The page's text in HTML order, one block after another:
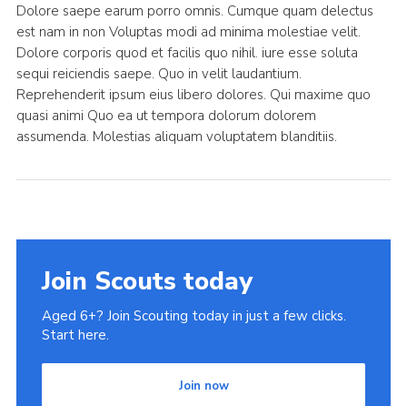
Dolore saepe earum porro omnis. Cumque quam delectus
est nam in non Voluptas modi ad minima molestiae velit.
Dolore corporis quod et facilis quo nihil. iure esse soluta
sequi reiciendis saepe. Quo in velit laudantium.
Reprehenderit ipsum eius libero dolores. Qui maxime quo
quasi animi Quo ea ut tempora dolorum dolorem
assumenda. Molestias aliquam voluptatem blanditiis.
Join Scouts today
Aged 6+? Join Scouting today in just a few clicks.
Start here.
Join now